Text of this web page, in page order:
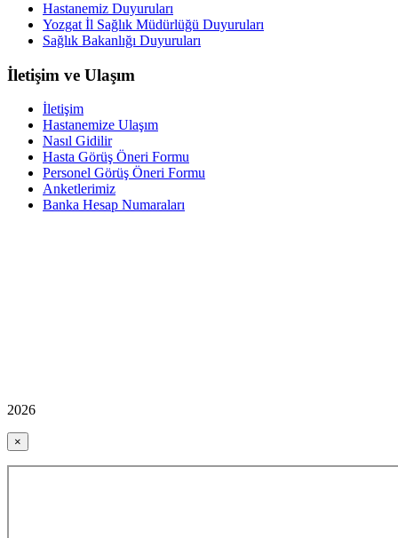
Hastanemiz Duyuruları
Yozgat İl Sağlık Müdürlüğü Duyuruları
Sağlık Bakanlığı Duyuruları
İletişim ve Ulaşım
İletişim
Hastanemize Ulaşım
Nasıl Gidilir
Hasta Görüş Öneri Formu
Personel Görüş Öneri Formu
Anketlerimiz
Banka Hesap Numaraları
2026
×